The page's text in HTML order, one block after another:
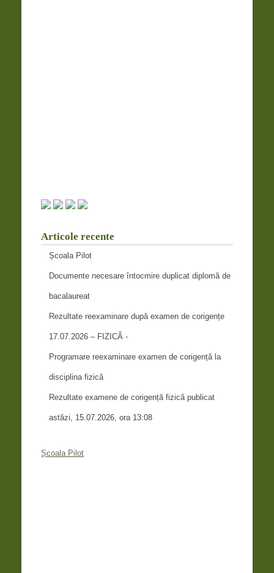
Articole recente
Școala Pilot
Documente necesare întocmire duplicat diplomă de
bacalaureat
Rezultate reexaminare după examen de corigențe
17.07.2026 – FIZICĂ -
Programare reexaminare examen de corigență la
disciplina fizică
Rezultate examene de corigență fizică publicat
astăzi, 15.07.2026, ora 13:08
Școala Pilot